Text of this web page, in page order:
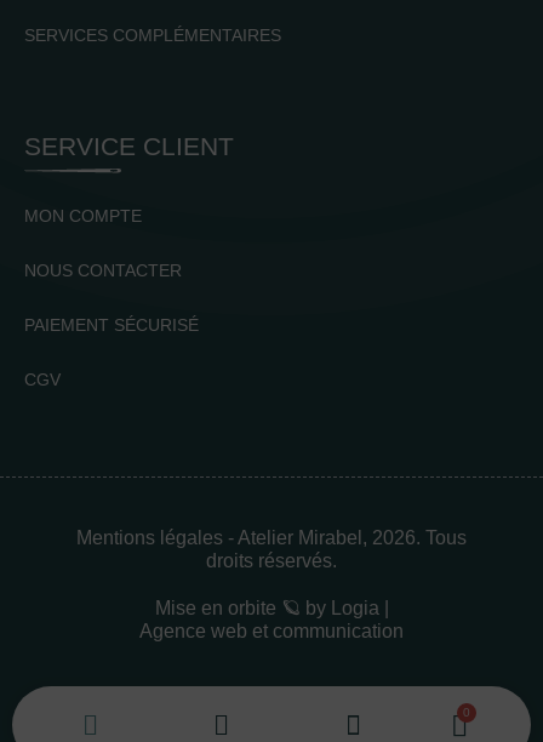
SERVICES COMPLÉMENTAIRES
SERVICE CLIENT
MON COMPTE
NOUS CONTACTER
PAIEMENT SÉCURISÉ
CGV
Mentions légales - Atelier Mirabel, 2026. Tous
droits réservés.
Mise en orbite 🪐 by
Logia |
Agence web et communication